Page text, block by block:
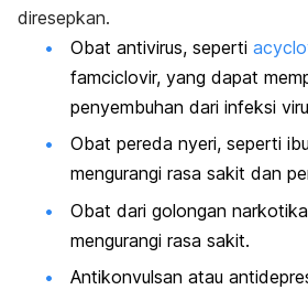
diresepkan.
Obat antivirus, seperti
famciclovir, yang dapat
penyembuhan dari infeksi
Obat pereda nyeri, seperti
mengurangi rasa sakit dan
Obat dari golongan
mengurangi rasa sakit.
Antikonvulsan atau